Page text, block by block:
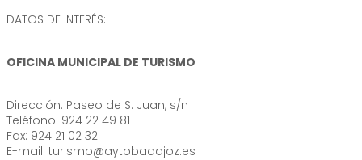
DATOS DE INTERÉS:
OFICINA MUNICIPAL DE TURISMO
Dirección: Paseo de S. Juan, s/n
Teléfono: 924 22 49 81
Fax: 924 21 02 32
E-mail: turismo@aytobadajoz.es